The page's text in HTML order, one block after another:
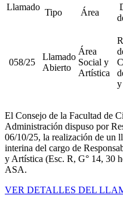
Llamado
Tipo Área
058/25
Llamado
Abierto
Área
Social y
Artística
y
El Consejo de la Facultad de
Administración dispuso por
06/10/25, la realización de un
interina del cargo de
y Artística (Esc. R, G° 14, 30
ASA.
VER DETALLES DEL